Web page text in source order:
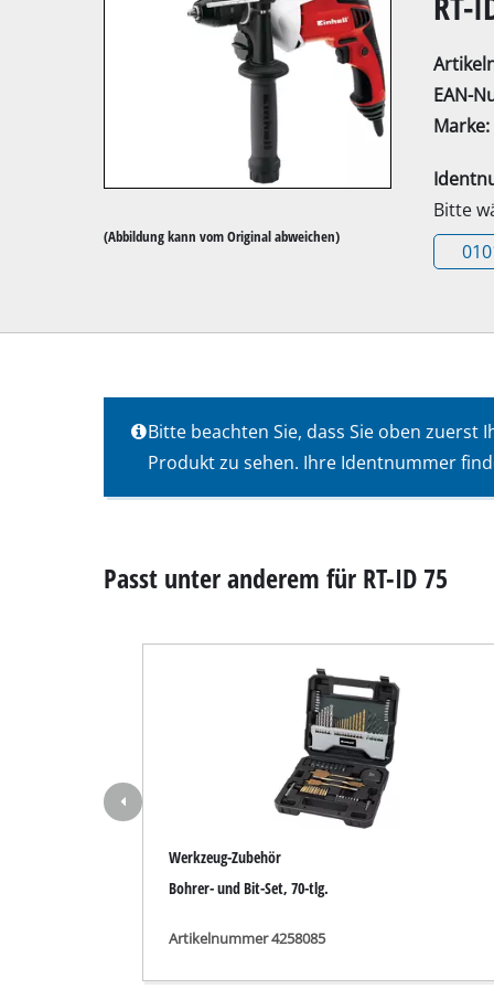
Tischkreissägen
Handkreissägen
Stichsägen
Handstaubsauger
Doppelschleifer
Exzenterschleifer
Multischleifer
Schwingschleifer
(Abbildung kann vom Original abweichen)
EAN-
Marke:
Bitte
Bitte beachten Sie, dass Sie oben
Produkt zu sehen. Ihre Identnummer
Passt unter anderem für RT-ID 75
Werkzeug-Zubehör
Bohrer- und Bit-Set, 70-tlg.
Artikelnummer 4258085